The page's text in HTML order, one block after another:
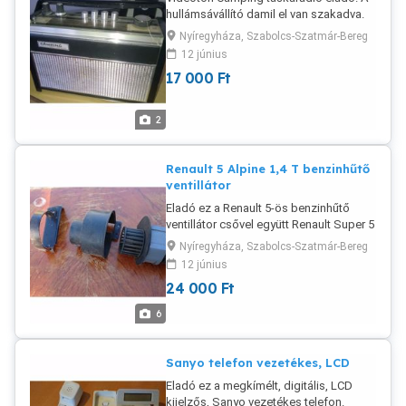
2
hullámsávállító damil el van szakadva.
az elemtartó alján a kifolyt sav megette
az egyik rúgót. Az antenna egész jó
állapotban van. Banki előreutalással a
szállítás megoldható. Magyar
Nyíregyháza
Nyíregyháza, Szabolcs-Szatmár-Bereg
12 június
17 000 Ft
6
Renault 5 Alpine 1,4 T benzinhűtő
ventillátor
Eladó ez a Renault 5-ös benzinhűtő
ventillátor csővel együtt Renault Super 5
1,4 turbo - Alpine- Klipszek nincsenek
hozzá LG51A22 88768 Banki
előreutalással a szállítás megoldható.
Magyar Postacsomag, postánmaradó:
rendelkezésre állnak.
Nyíregyháza, Szabolcs-Szatmár-Bereg
12 június
24 000 Ft
Sanyo telefon vezetékes, LCD
Eladó ez a megkímélt, digitális, LCD
kijelzős, Sanyo vezetékes telefon.